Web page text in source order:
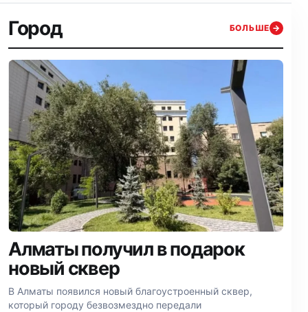
Город БОЛЬШЕ →
Алматы получил в подарок
новый сквер
В Алматы появился новый благоустроенный сквер,
который городу безвозмездно передали